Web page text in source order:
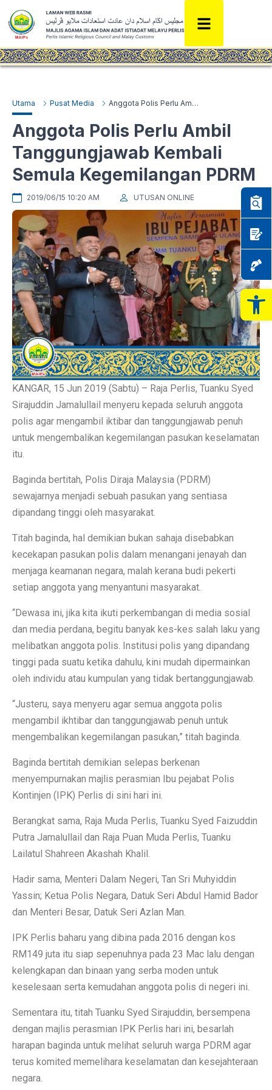
Utama Pusat Media Anggota Polis Perlu Ambil Tanggungjawab Kembali Semula Kegemilangan PDRM
Anggota Polis Perlu Ambil
Tanggungjawab Kembali
Semula Kegemilangan PDRM
2019/06/15 10:20 AM UTUSAN ONLINE
KANGAR, 15 Jun 2019 (Sabtu) – Raja Perlis, Tuanku Syed
Sirajuddin Jamalullail menyeru kepada seluruh anggota
polis agar mengambil iktibar dan tanggungjawab penuh
untuk mengembalikan kegemilangan pasukan keselamatan
itu.
Baginda bertitah, Polis Diraja Malaysia (PDRM)
sewajarnya menjadi sebuah pasukan yang sentiasa
dipandang tinggi oleh masyarakat.
Titah baginda, hal demikian bukan sahaja disebabkan
kecekapan pasukan polis dalam menangani jenayah dan
menjaga keamanan negara, malah kerana budi pekerti
setiap anggota yang menyantuni masyarakat.
“Dewasa ini, jika kita ikuti perkembangan di media sosial
dan media perdana, begitu banyak kes-kes salah laku yang
melibatkan anggota polis. Institusi polis yang dipandang
tinggi pada suatu ketika dahulu, kini mudah dipermainkan
oleh individu atau kumpulan yang tidak bertanggungjawab.
“Justeru, saya menyeru agar semua anggota polis
mengambil ikhtibar dan tanggungjawab penuh untuk
mengembalikan kegemilangan pasukan,” titah baginda.
Baginda bertitah demikian selepas berkenan
menyempurnakan majlis perasmian Ibu pejabat Polis
Kontinjen (IPK) Perlis di sini hari ini.
Berangkat sama, Raja Muda Perlis, Tuanku Syed Faizuddin
Putra Jamalullail dan Raja Puan Muda Perlis, Tuanku
Lailatul Shahreen Akashah Khalil.
Hadir sama, Menteri Dalam Negeri, Tan Sri Muhyiddin
Yassin; Ketua Polis Negara, Datuk Seri Abdul Hamid Bador
dan Menteri Besar, Datuk Seri Azlan Man.
IPK Perlis baharu yang dibina pada 2016 dengan kos
RM149 juta itu siap sepenuhnya pada 23 Mac lalu dengan
kelengkapan dan binaan yang serba moden untuk
keselesaan serta kemudahan anggota polis di negeri ini.
Sementara itu, titah Tuanku Syed Sirajuddin, bersempena
dengan majlis perasmian IPK Perlis hari ini, besarlah
harapan baginda untuk melihat seluruh warga PDRM agar
terus komited memelihara keselamatan dan kesejahteraan
negara.